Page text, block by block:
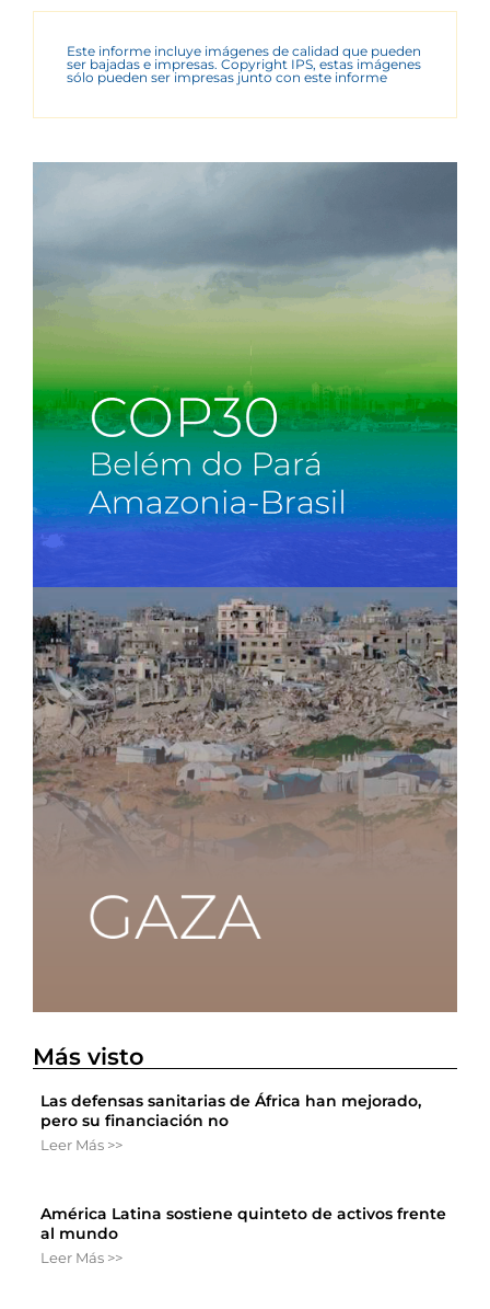
Este informe incluye imágenes de calidad que pueden
ser bajadas e impresas. Copyright IPS, estas imágenes
sólo pueden ser impresas junto con este informe
Más visto
Las defensas sanitarias de África han mejorado,
pero su financiación no
Leer Más >>
América Latina sostiene quinteto de activos frente
al mundo
Leer Más >>